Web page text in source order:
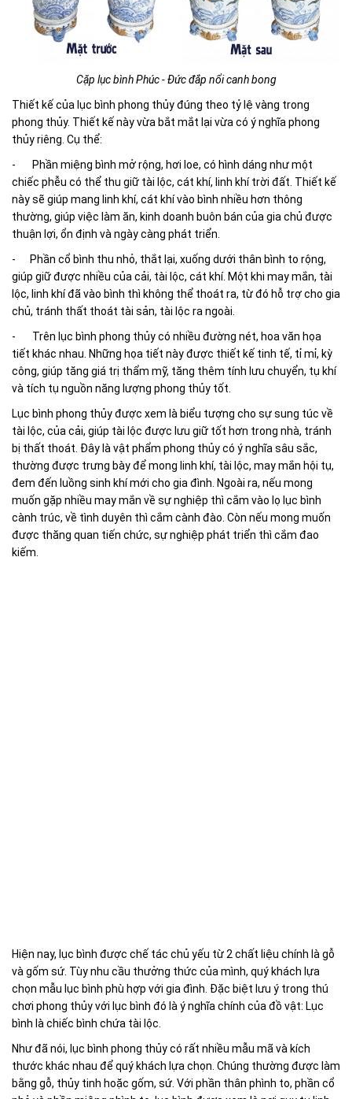
Cặp lục bình Phúc - Đức đắp nổi canh bong
Thiết kế của lục bình phong thủy đúng theo tỷ lệ vàng trong
phong thủy. Thiết kế này vừa bắt mắt lại vừa có ý nghĩa phong
thủy riêng. Cụ thể:
- Phần miệng bình mở rộng, hơi loe, có hình dáng như một
chiếc phễu có thể thu giữ tài lộc, cát khí, linh khí trời đất. Thiết kế
này sẽ giúp mang linh khí, cát khí vào bình nhiều hơn thông
thường, giúp việc làm ăn, kinh doanh buôn bán của gia chủ được
thuận lợi, ổn định và ngày càng phát triển.
- Phần cổ bình thu nhỏ, thắt lại, xuống dưới thân bình to rộng,
giúp giữ được nhiều của cải, tài lộc, cát khí. Một khi may mắn, tài
lộc, linh khí đã vào bình thì không thể thoát ra, từ đó hỗ trợ cho gia
chủ, tránh thất thoát tài sản, tài lộc ra ngoài.
- Trên lục bình phong thủy có nhiều đường nét, hoa văn họa
tiết khác nhau. Những họa tiết này được thiết kế tinh tế, tỉ mỉ, kỳ
công, giúp tăng giá trị thẩm mỹ, tăng thêm tính lưu chuyển, tụ khí
và tích tụ nguồn năng lượng phong thủy tốt.
Lục bình phong thủy được xem là biểu tượng cho sự sung túc về
tài lộc, của cải, giúp tài lộc được lưu giữ tốt hơn trong nhà, tránh
bị thất thoát. Đây là vật phẩm phong thủy có ý nghĩa sâu sắc,
thường được trưng bày để mong linh khí, tài lộc, may mắn hội tụ,
đem đến luồng sinh khí mới cho gia đình. Ngoài ra, nếu mong
muốn gặp nhiều may mắn về sự nghiệp thì cắm vào lọ lục bình
cành trúc, về tình duyên thì cắm cành đào. Còn nếu mong muốn
được thăng quan tiến chức, sự nghiệp phát triển thì cắm đao
kiếm.
Hiện nay, lục bình được chế tác chủ yếu từ 2 chất liệu chính là gỗ
và gốm sứ. Tùy nhu cầu thưởng thức của mình, quý khách lựa
chọn mẫu lục bình phù hợp với gia đình. Đặc biệt lưu ý trong thú
chơi phong thủy với lục bình đó là ý nghĩa chính của đồ vật: Lục
bình là chiếc bình chứa tài lộc.
Như đã nói, lục bình phong thủy có rất nhiều mẫu mã và kích
thước khác nhau để quý khách lựa chọn. Chúng thường được làm
bằng gỗ, thủy tinh hoặc gốm, sứ. Với phần thân phình to, phần cổ